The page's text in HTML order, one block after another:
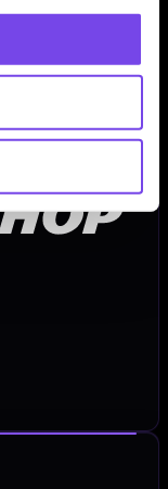
7,10 mm
7,20 mm